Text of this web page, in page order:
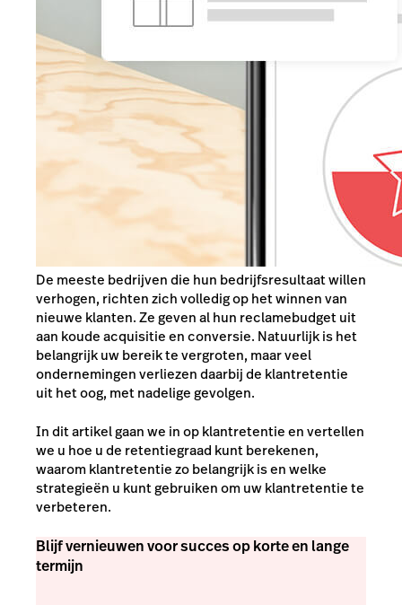
De meeste bedrijven die hun bedrijfsresultaat willen
verhogen, richten zich volledig op het winnen van
nieuwe klanten. Ze geven al hun reclamebudget uit
aan koude acquisitie en conversie. Natuurlijk is het
belangrijk uw bereik te vergroten, maar veel
ondernemingen verliezen daarbij de klantretentie
uit het oog, met nadelige gevolgen.
In dit artikel gaan we in op klantretentie en vertellen
we u hoe u de retentiegraad kunt berekenen,
waarom klantretentie zo belangrijk is en welke
strategieën u kunt gebruiken om uw klantretentie te
verbeteren.
Blijf vernieuwen voor succes op korte en lange
termijn